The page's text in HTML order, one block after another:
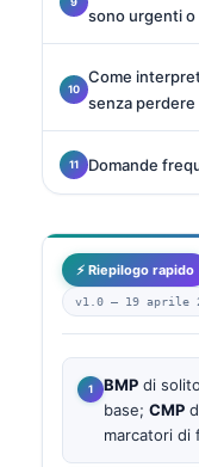
sono urgenti
Come
senza perdere
Domande
⚡ Riepilogo rapido
v1.0 — 19 aprile
BMP di
base; CMP
marcatori di